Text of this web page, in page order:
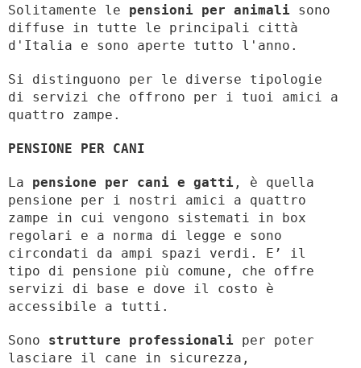
Solitamente le pensioni per animali sono
diffuse in tutte le principali città
d'Italia e sono aperte tutto l'anno.
Si distinguono per le diverse tipologie
di servizi che offrono per i tuoi amici a
quattro zampe.
PENSIONE PER CANI
La pensione per cani e gatti , è quella
pensione per i nostri amici a quattro
zampe in cui vengono sistemati in box
regolari e a norma di legge e sono
circondati da ampi spazi verdi. E’ il
tipo di pensione più comune, che offre
servizi di base e dove il costo è
accessibile a tutti.
Sono strutture professionali per poter
lasciare il cane in sicurezza,